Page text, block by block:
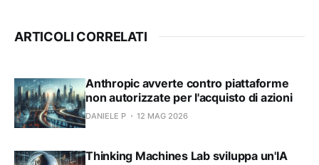
ARTICOLI CORRELATI
Anthropic avverte contro piattaforme
non autorizzate per l'acquisto di azioni
DANIELE P 12 MAG 2026
Thinking Machines Lab sviluppa un'IA